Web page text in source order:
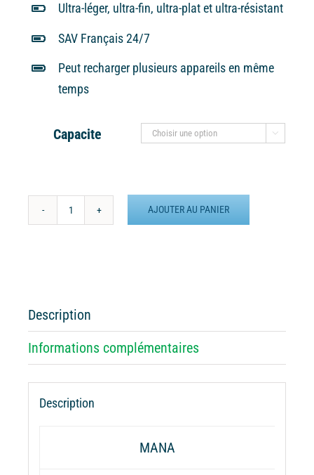
Ultra-léger, ultra-fin, ultra-plat et ultra-résistant
SAV Français 24/7
Peut recharger plusieurs appareils en même
temps
Capacite 
quantité
Poisson
AJOUTER AU PANIER
Description
Informations complémentaires
Description
MANA